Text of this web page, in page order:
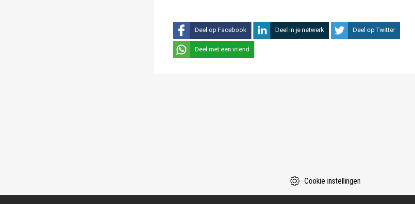
Deel op Facebook Deel in je netwerk Deel op Twitter
Deel met een vriend
Cookie instellingen